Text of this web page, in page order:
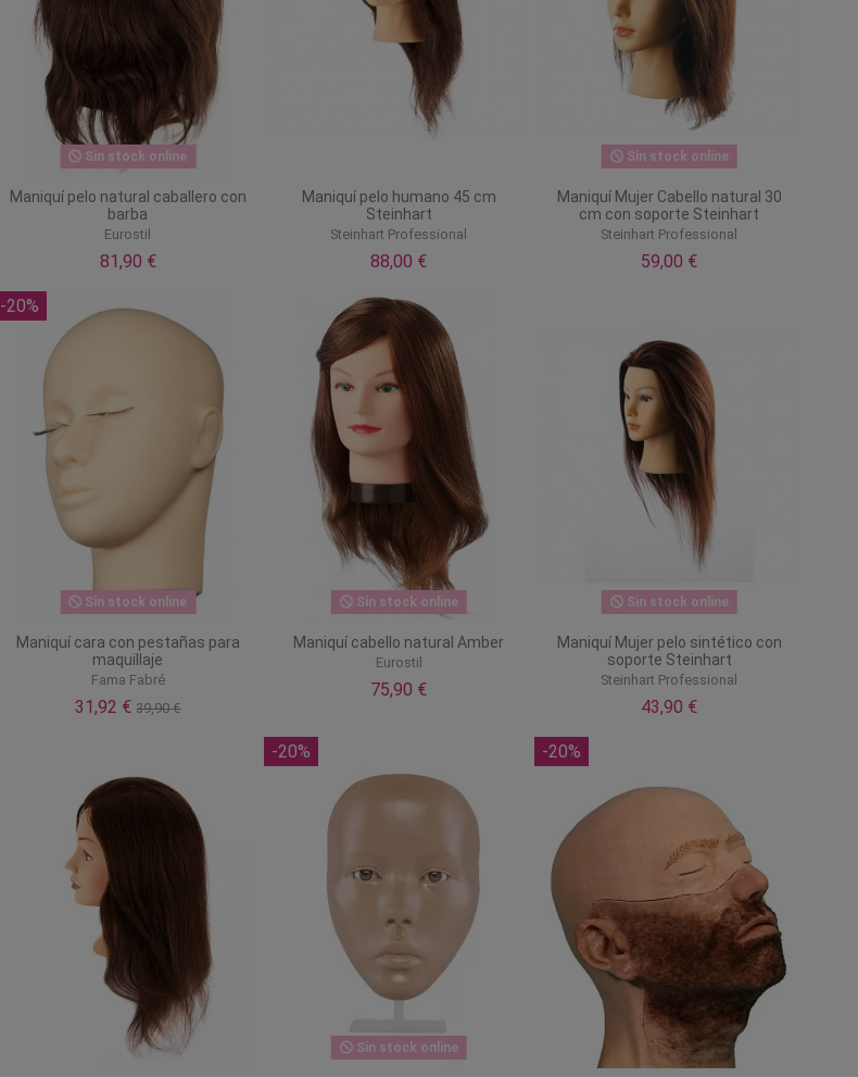
Sin stock online
Maniquí pelo natural caballero con
barba
Eurostil
81,90 €
Maniquí pelo humano 45 cm
Steinhart
Steinhart Professional
88,00 €
Sin stock online
Maniquí Mujer Cabello natural 30
cm con soporte Steinhart
Steinhart Professional
59,00 €
-20%
Sin stock online
Maniquí cara con pestañas para
maquillaje
Fama Fabré
31,92 €39,90 €
Sin stock online
Maniquí cabello natural Amber
Eurostil
75,90 €
Sin stock online
Maniquí Mujer pelo sintético con
soporte Steinhart
Steinhart Professional
43,90 €
-20%
Sin stock online
-20%